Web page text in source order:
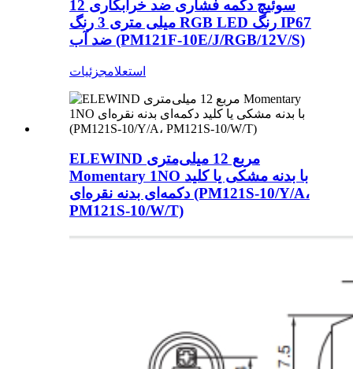
سوئیچ دکمه فشاری ضد خرابکاری 12
میلی متری 3 رنگ RGB LED رنگ IP67
ضد آب (PM121F-10E/J/RGB/12V/S)
استعلامجزئیات
ELEWIND مربع 12 میلی‌متری
Momentary 1NO با بدنه مشکی یا کلید
دکمه‌ای بدنه نقره‌ای (PM121S-10/Y/A،
PM121S-10/W/T)